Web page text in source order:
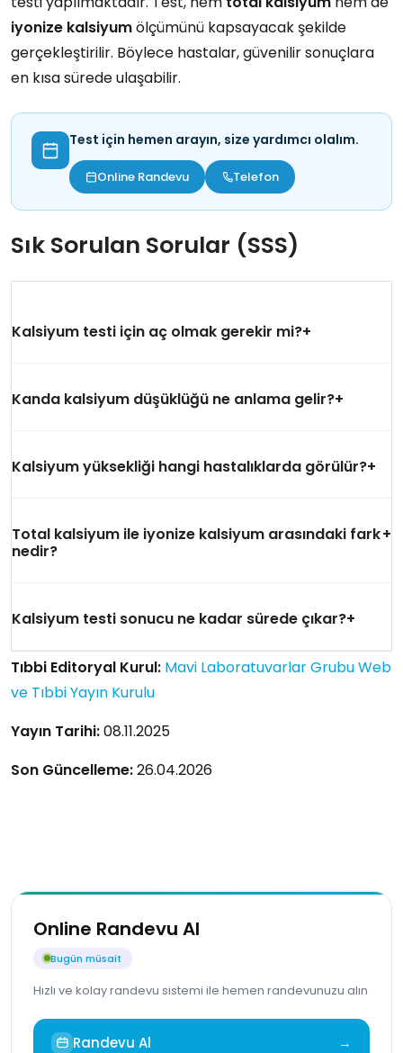
iyonize kalsiyumölçümünü kapsayacak şekilde
gerçekleştirilir. Böylece hastalar, güvenilir sonuçlara
en kısa sürede ulaşabilir.
Test için hemen arayın, size yardımcı olalım.
Online Randevu Telefon
Sık Sorulan Sorular (SSS)
Kalsiyum testi için aç olmak gerekir mi?
Kanda kalsiyum düşüklüğü ne anlama gelir?
Kalsiyum yüksekliği hangi hastalıklarda görülür?
Total kalsiyum ile iyonize kalsiyum arasındaki fark
nedir?
Kalsiyum testi sonucu ne kadar sürede çıkar?
Tıbbi Editoryal Kurul: Mavi Laboratuvarlar Grubu Web
ve Tıbbi Yayın Kurulu
Yayın Tarihi:08.11.2025
Son Güncelleme:26.04.2026
Online Randevu Al
Bugün müsait
Hızlı ve kolay randevu sistemi ile hemen randevunuzu alın
Randevu Al →